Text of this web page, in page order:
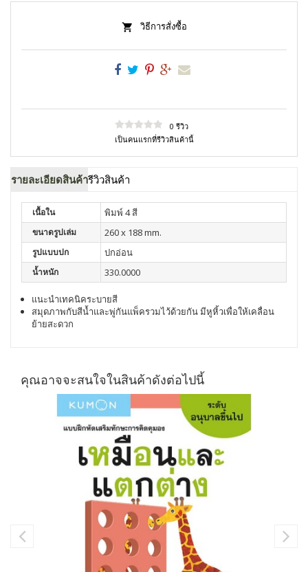
วิธีการสั่งซื้อ
0 รีวิว
เป็นคนแรกที่รีวิวสินค้านี้
รายละเอียดสินค้ารีวิวสินค้า
เนื้อใน พิมพ์ 4 สี
ขนาดรูปเล่ม 260 x 188 mm.
รูปแบบปก ปกอ่อน
น้ำหนัก 330.0000
แนะนำเทคนิคระบายสี
สมุดภาพกับสีน้ำและพู่กันแพ็ครวมไว้ด้วยกัน มีหูหิ้วเพื่อให้เคลื่อน
ย้ายสะดวก
คุณอาจจะสนใจในสินค้าดังต่อไปนี้